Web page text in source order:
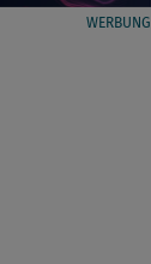
WERBUNG